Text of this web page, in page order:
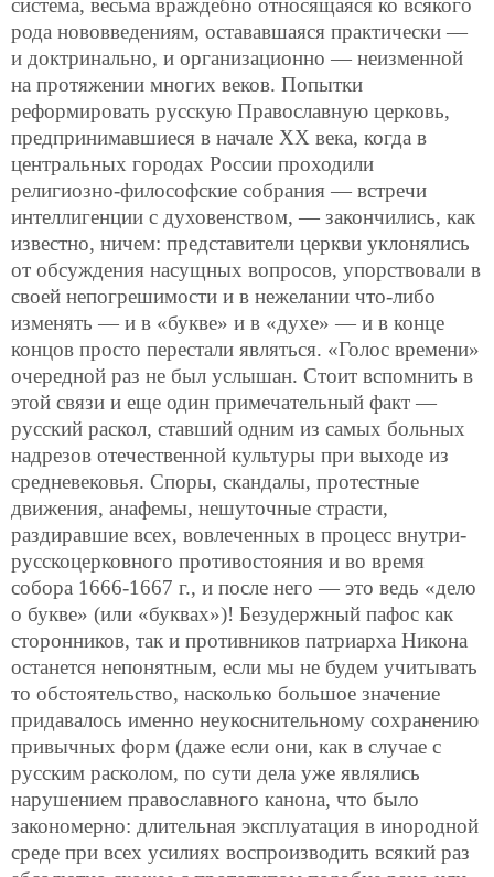
система, весьма враждебно относящаяся ко всякого
рода нововведениям, остававшаяся практически —
и доктринально, и организационно — неизменной
на протяжении многих веков. Попытки
реформировать русскую Православную церковь,
предпринимавшиеся в начале ХХ века, когда в
центральных городах России проходили
религиозно-философские собрания — встречи
интеллигенции с духовенством, — закончились, как
известно, ничем: представители церкви уклонялись
от обсуждения насущных вопросов, упорствовали в
своей непогрешимости и в нежелании что-либо
изменять — и в «букве» и в «духе» — и в конце
концов просто перестали являться. «Голос времени»
очередной раз не был услышан. Стоит вспомнить в
этой связи и еще один примечательный факт —
русский раскол, ставший одним из самых больных
надрезов отечественной культуры при выходе из
средневековья. Споры, скандалы, протестные
движения, анафемы, нешуточные страсти,
раздиравшие всех, вовлеченных в процесс внутри-
русскоцерковного противостояния и во время
собора 1666-1667 г., и после него — это ведь «дело
о букве» (или «буквах»)! Безудержный пафос как
сторонников, так и противников патриарха Никона
останется непонятным, если мы не будем учитывать
то обстоятельство, насколько большое значение
придавалось именно неукоснительному сохранению
привычных форм (даже если они, как в случае с
русским расколом, по сути дела уже являлись
нарушением православного канона, что было
закономерно: длительная эксплуатация в инородной
среде при всех усилиях воспроизводить всякий раз